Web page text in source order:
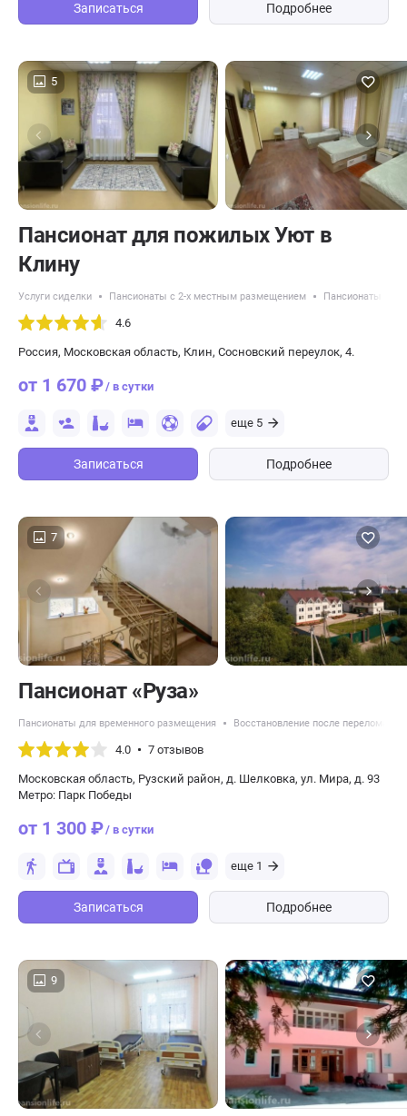
Записаться Подробнее
5
Пансионат для пожилых Уют в
Клину
Услуги сиделки Пансионаты с 2-х местным размещением Пансионаты для
4.6
Россия, Московская область, Клин, Сосновский переулок, 4.
от 1 670 ₽/ в сутки
еще 5
Записаться Подробнее
7
Пансионат «Руза»
Пансионаты для временного размещения Восстановление после перелома
4.0 7 отзывов
Московская область, Рузский район, д. Шелковка, ул. Мира, д. 93
Метро: Парк Победы
от 1 300 ₽/ в сутки
еще 1
Записаться Подробнее
9